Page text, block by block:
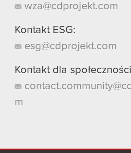
wza@cdprojekt.com
Kontakt ESG:
esg@cdprojekt.com
Kontakt dla
m